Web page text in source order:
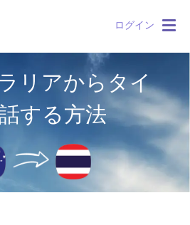
ログイン
リアからタイ
する方法